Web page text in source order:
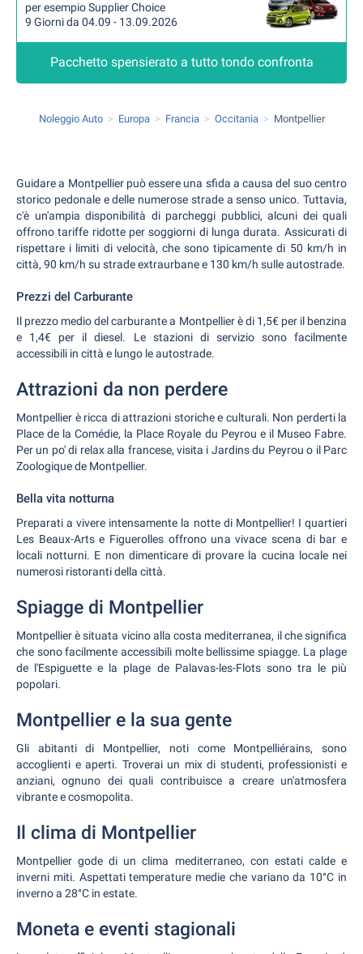
per esempio Supplier Choice
9 Giorni da 04.09 - 13.09.2026
Pacchetto spensierato a tutto tondo confronta
Noleggio Auto Europa Francia Occitania Montpellier
Guidare a Montpellier può essere una sfida a causa del suo centro
storico pedonale e delle numerose strade a senso unico. Tuttavia,
c'è un'ampia disponibilità di parcheggi pubblici, alcuni dei quali
offrono tariffe ridotte per soggiorni di lunga durata. Assicurati di
rispettare i limiti di velocità, che sono tipicamente di 50 km/h in
città, 90 km/h su strade extraurbane e 130 km/h sulle autostrade.
Prezzi del Carburante
Il prezzo medio del carburante a Montpellier è di 1,5€ per il benzina
e 1,4€ per il diesel. Le stazioni di servizio sono facilmente
accessibili in città e lungo le autostrade.
Attrazioni da non perdere
Montpellier è ricca di attrazioni storiche e culturali. Non perderti la
Place de la Comédie, la Place Royale du Peyrou e il Museo Fabre.
Per un po' di relax alla francese, visita i Jardins du Peyrou o il Parc
Zoologique de Montpellier.
Bella vita notturna
Preparati a vivere intensamente la notte di Montpellier! I quartieri
Les Beaux-Arts e Figuerolles offrono una vivace scena di bar e
locali notturni. E non dimenticare di provare la cucina locale nei
numerosi ristoranti della città.
Spiagge di Montpellier
Montpellier è situata vicino alla costa mediterranea, il che significa
che sono facilmente accessibili molte bellissime spiagge. La plage
de l'Espiguette e la plage de Palavas-les-Flots sono tra le più
popolari.
Montpellier e la sua gente
Gli abitanti di Montpellier, noti come Montpelliérains, sono
accoglienti e aperti. Troverai un mix di studenti, professionisti e
anziani, ognuno dei quali contribuisce a creare un'atmosfera
vibrante e cosmopolita.
Il clima di Montpellier
Montpellier gode di un clima mediterraneo, con estati calde e
inverni miti. Aspettati temperature medie che variano da 10°C in
inverno a 28°C in estate.
Moneta e eventi stagionali